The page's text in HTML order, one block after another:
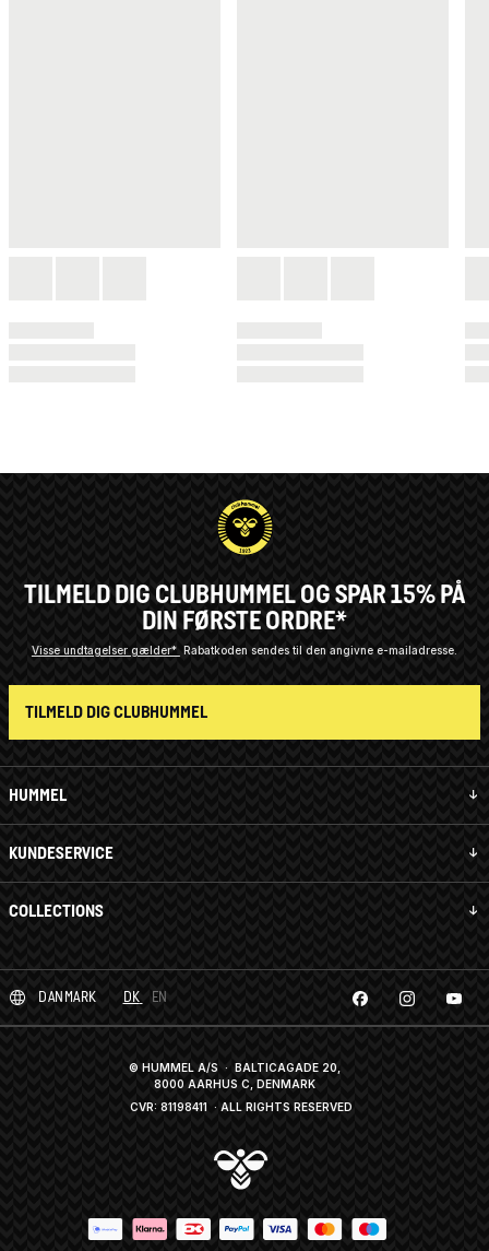
HUMMEL
KUNDESERVICE
COLLECTIONS
TILMELD DIG CLUBHUMMEL OG SPAR 15% PÅ
DIN FØRSTE ORDRE*
Visse undtagelser gælder* Rabatkoden sendes til den angivne e-mailadresse.
TILMELD DIG CLUBHUMMEL
DANMARK DK EN
© HUMMEL A/S · BALTICAGADE 20,
8000 AARHUS C, DENMARK
CVR: 81198411 · ALL RIGHTS RESERVED